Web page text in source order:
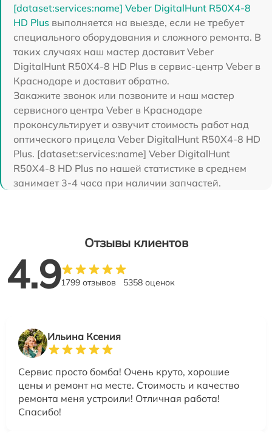
[dataset:services:name] Veber DigitalHunt R50X4-8
HD Plus выполняется на выезде, если не требует
специального оборудования и сложного ремонта. В
таких случаях наш мастер доставит Veber
DigitalHunt R50X4-8 HD Plus в сервис-центр Veber в
Краснодаре и доставит обратно.
Закажите звонок или позвоните и наш мастер
сервисного центра Veber в Краснодаре
проконсультирует и озвучит стоимость работ над
оптического прицела Veber DigitalHunt R50X4-8 HD
Plus. [dataset:services:name] Veber DigitalHunt
R50X4-8 HD Plus по нашей статистике в среднем
занимает 3-4 часа при наличии запчастей.
Отзывы клиентов
4.91799 отзывов 5358 оценок
Ильина Ксения
Сервис просто бомба! Очень круто, хорошие
цены и ремонт на месте. Стоимость и качество
ремонта меня устроили! Отличная работа!
Спасибо!